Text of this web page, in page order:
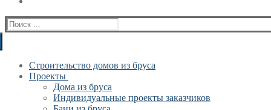
Искать:
Строительство домов из бруса
Проекты
Дома из бруса
Индивидуальные проекты заказчиков